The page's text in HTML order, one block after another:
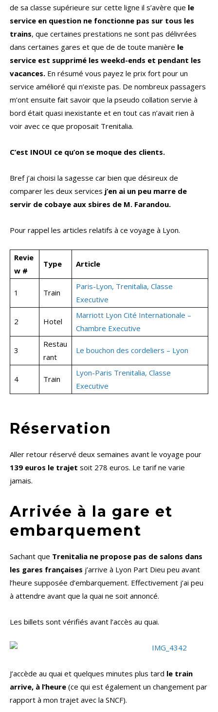
de sa classe supérieure sur cette ligne il s’avère que le
service en question ne fonctionne pas sur tous les
trains, que certaines prestations ne sont pas délivrées
dans certaines gares et que de de toute manière le
service est supprimé les weekd-ends et pendant les
vacances. En résumé vous payez le prix fort pour un
service amélioré qui n’existe pas. De nombreux passagers
m’ont ensuite fait savoir que la pseudo collation servie à
bord était quasi inexistante et en tout cas n’avait rien à
voir avec ce que proposait Trenitalia.
C’est INOUI ce qu’on se moque des clients.
Bref j’ai choisi la sagesse car bien que désireux de
comparer les deux services j’en ai un peu marre de
servir de cobaye aux sbires de M. Farandou.
Pour rappel les articles relatifs à ce voyage à Lyon.
Revie
w #
Type Article
1 Train
Paris-Lyon, Trenitalia, Classe
Executive
2 Hotel
Marriott Lyon Cité Internationale –
Chambre Executive
3
Restau
rant
Le bouchon des cordeliers – Lyon
4 Train
Lyon-Paris Trenitalia, Classe
Executive
Réservation
Aller retour réservé deux semaines avant le voyage pour
139 euros le trajet soit 278 euros. Le tarif ne varie
jamais.
Arrivée à la gare et
embarquement
Sachant que Trenitalia ne propose pas de salons dans
les gares françaises j’arrive à Lyon Part Dieu peu avant
l’heure supposée d’embarquement. Effectivement j’ai peu
à attendre avant que la quai ne soit annoncé.
Les billets sont vérifiés avant l’accès au quai.
J’accède au quai et quelques minutes plus tard le train
arrive, à l’heure (ce qui est également un changement par
rapport à mon trajet avec la SNCF).